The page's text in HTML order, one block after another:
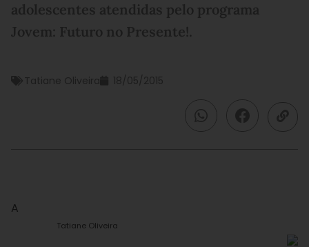
adolescentes atendidas pelo programa
Jovem: Futuro no Presente!.
Tatiane Oliveira 18/05/2015
Tatiane Oliveira
A